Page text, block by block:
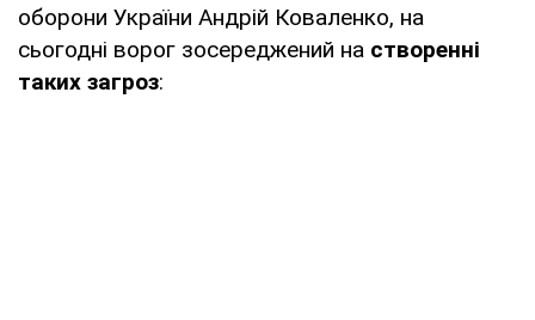
оборони України Андрій Коваленко, на
сьогодні ворог зосереджений на створенні
таких загроз: